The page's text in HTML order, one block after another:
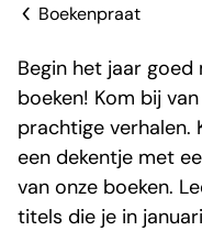
Boekenpraat
Begin het jaar
boeken! Kom bij
prachtige verhalen.
een dekentje met
van onze boeken.
titels die je in